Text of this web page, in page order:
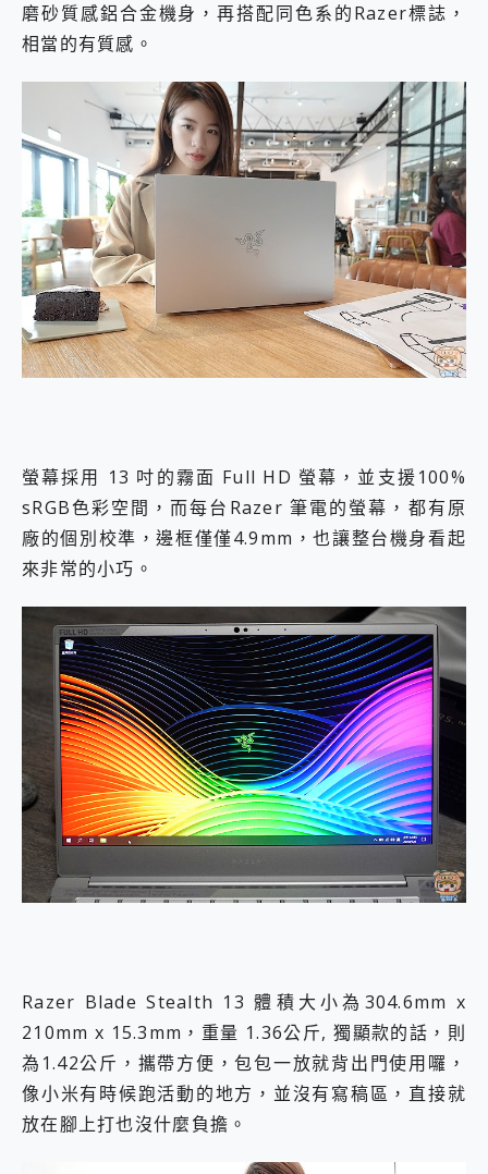
磨砂質感鋁合金機身，再搭配同色系的Razer標誌，
相當的有質感。
螢幕採用 13 吋的霧面 Full HD 螢幕，並支援100%
sRGB色彩空間，而每台Razer 筆電的螢幕，都有原
廠的個別校準，邊框僅僅4.9mm，也讓整台機身看起
來非常的小巧。
Razer Blade Stealth 13 體積大小為304.6mm x
210mm x 15.3mm，重量 1.36公斤, 獨顯款的話，則
為1.42公斤，攜帶方便，包包一放就背出門使用囉，
像小米有時候跑活動的地方，並沒有寫稿區，直接就
放在腳上打也沒什麼負擔。